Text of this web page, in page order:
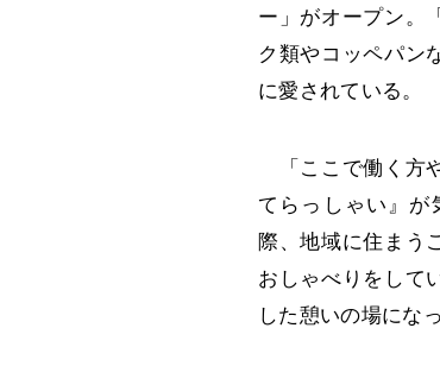
ー」がオープン。
ク類やコッペパン
に愛されている。
「ここで働く方
てらっしゃい』が
際、地域に住まう
おしゃべりをして
した憩いの場にな